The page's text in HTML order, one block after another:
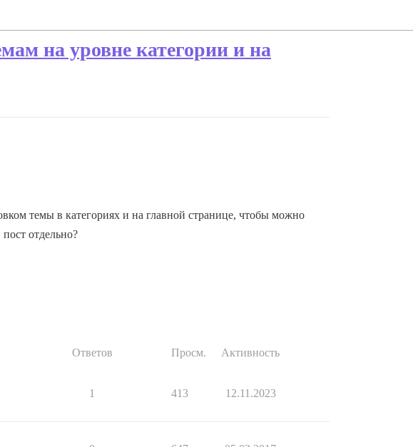
на уровне категории и на
темы в категориях и на главной странице, чтобы можно
отдельно?
Ответов Просм. Активность
1 413 12.11.2023